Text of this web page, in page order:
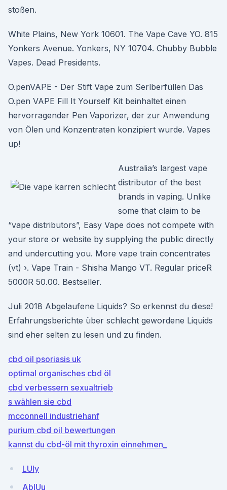
stoßen.
White Plains, New York 10601. The Vape Cave YO. 815
Yonkers Avenue. Yonkers, NY 10704. Chubby Bubble
Vapes. Dead Presidents.
O.penVAPE - Der Stift Vape zum Serlberfüllen Das
O.pen VAPE Fill It Yourself Kit beinhaltet einen
hervorragender Pen Vaporizer, der zur Anwendung
von Ölen und Konzentraten konzipiert wurde. Vapes
up!
Australia’s largest vape
distributor of the best
brands in vaping. Unlike
some that claim to be
“vape distributors”, Easy Vape does not compete with
your store or website by supplying the public directly
and undercutting you. More vape train concentrates
(vt) ›. Vape Train - Shisha Mango VT. Regular priceR
5000R 50.00. Bestseller.
Juli 2018 Abgelaufene Liquids? So erkennst du diese!
Erfahrungsberichte über schlecht gewordene Liquids
sind eher selten zu lesen und zu finden.
cbd oil psoriasis uk
optimal organisches cbd öl
cbd verbessern sexualtrieb
s wählen sie cbd
mcconnell industriehanf
purium cbd oil bewertungen
kannst du cbd-öl mit thyroxin einnehmen_
LUly
AblUu